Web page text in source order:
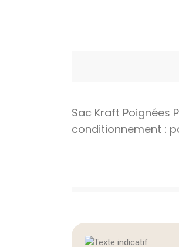
Sac Kraft Poignées
conditionnement :